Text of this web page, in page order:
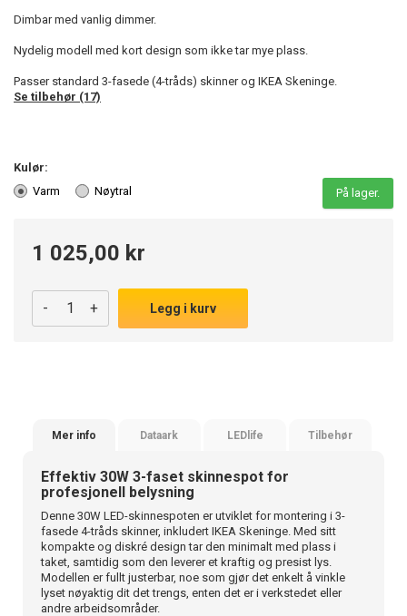
Dimbar med vanlig dimmer.
Nydelig modell med kort design som ikke tar mye plass.
Passer standard 3-fasede (4-tråds) skinner og IKEA Skeninge.
Se tilbehør (17)
Kulør:
Varm
Nøytral På lager.
1 025,00 kr
- + Legg i kurv
Mer info Dataark LEDlife Tilbehør
Effektiv 30W 3-faset skinnespot for
profesjonell belysning
Denne 30W LED-skinnespoten er utviklet for montering i 3-
fasede 4-tråds skinner, inkludert IKEA Skeninge. Med sitt
kompakte og diskré design tar den minimalt med plass i
taket, samtidig som den leverer et kraftig og presist lys.
Modellen er fullt justerbar, noe som gjør det enkelt å vinkle
lyset nøyaktig dit det trengs, enten det er i verkstedet eller
andre arbeidsområder.